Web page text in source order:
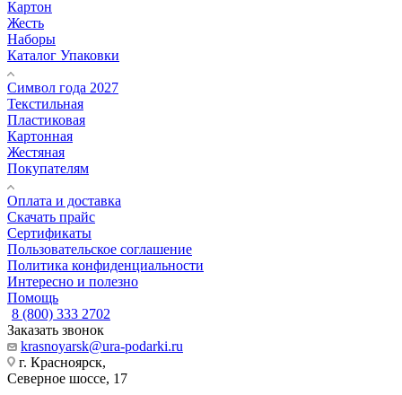
Картон
Жесть
Наборы
Каталог Упаковки
Символ года 2027
Текстильная
Пластиковая
Картонная
Жестяная
Покупателям
Оплата и доставка
Скачать прайс
Сертификаты
Пользовательское соглашение
Политика конфиденциальности
Интересно и полезно
Помощь
8 (800) 333 2702
Заказать звонок
krasnoyarsk@ura-podarki.ru
г. Красноярск,
Северное шоссе, 17